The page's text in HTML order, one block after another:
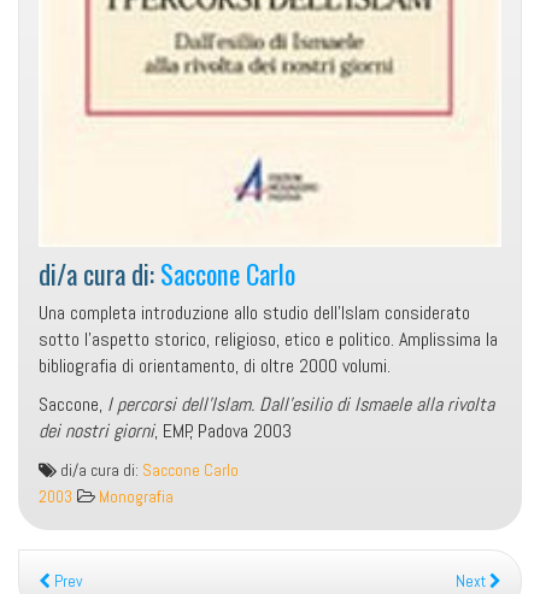
di/a cura di:Saccone Carlo
Una completa introduzione allo studio dell’Islam considerato
sotto l’aspetto storico, religioso, etico e politico. Amplissima la
bibliografia di orientamento, di oltre 2000 volumi.
Saccone, I percorsi dell’Islam. Dall’esilio di Ismaele alla rivolta
dei nostri giorni, EMP, Padova 2003
I
percorsi
Dall’esilio
di
di/a cura di: Saccone Carlo
2003
Monografia
Prev Next